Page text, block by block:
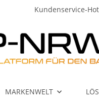
Kundenservice-
MARKENWELT